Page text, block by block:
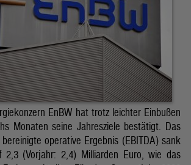
EnBW hat trotz leichter Einbußen
Monaten seine Jahresziele bestätigt. Das
operative Ergebnis (EBITDA) sank
2,3 (Vorjahr: 2,4) Milliarden Euro, wie das